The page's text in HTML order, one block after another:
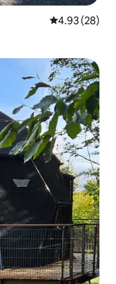
平均评分
4.93 (28)